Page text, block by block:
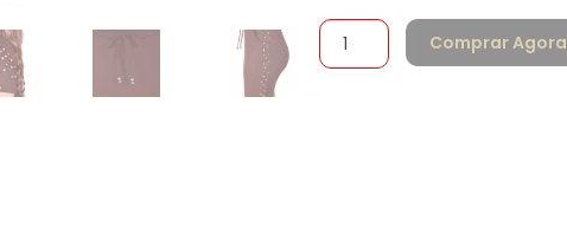
Comprar Agora